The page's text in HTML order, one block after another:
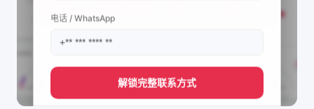
电话 / WhatsApp
解锁完整联系方式